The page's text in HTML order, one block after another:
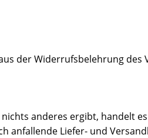
der Widerrufsbelehrung des
anderes ergibt, handelt
anfallende Liefer- und